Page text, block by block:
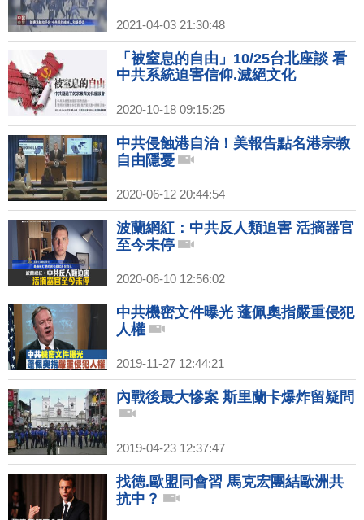
2021-04-03 21:30:48
「被窒息的自由」10/25台北座談 看
中共系統迫害信仰.滅絕文化
2020-10-18 09:15:25
中共侵蝕港自治！美報告點名港宗教
自由隱憂
2020-06-12 20:44:54
波蘭網紅：中共反人類迫害 活摘器官
至今未停
2020-06-10 12:56:02
中共機密文件曝光 蓬佩奧指嚴重侵犯
人權
2019-11-27 12:44:21
內戰後最大慘案 斯里蘭卡爆炸留疑問
2019-04-23 12:37:47
找德.歐盟同會習 馬克宏團結歐洲共
抗中？